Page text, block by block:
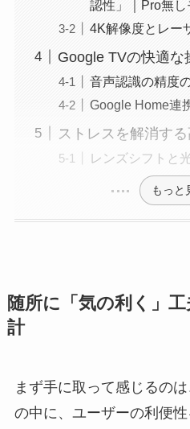
認性」｜Pro無
4K解像度とレー
Google TVの快適な
音声認識の精度
Google Home連
ストレスを解消す
レンズシフトと
もっと
随所に「気の利く」
計
まず手に取って感じるの
の中に、ユーザーの利便